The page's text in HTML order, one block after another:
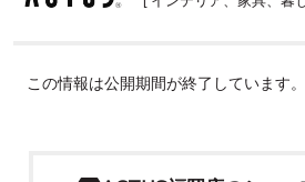
この情報は公開期間が終了しています。